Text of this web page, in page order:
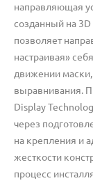
направляющая
созданный на 3D
позволяет
настраивая»
движении
выравнивания.
Display
через
на крепления и
жесткости
процесс